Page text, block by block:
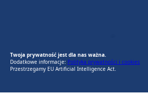
Twoja prywatność jest dla nas ważna.
Dodatkowe informacje: Polityka prywatności i cookies
Przestrzegamy EU Artificial Intelligence Act.